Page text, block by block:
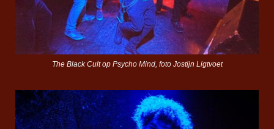
The Black Cult op Psycho Mind, foto Jostijn Ligtvoet